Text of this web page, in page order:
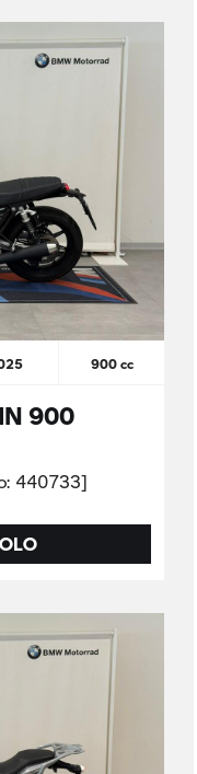
900 cc
900
440733]